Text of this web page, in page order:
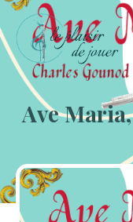
Ave